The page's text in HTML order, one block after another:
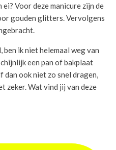
Voor deze manicure zijn de
gouden glitters. Vervolgens
ik niet helemaal weg van
een pan of bakplaat
ook niet zo snel dragen,
zeker. Wat vind jij van deze